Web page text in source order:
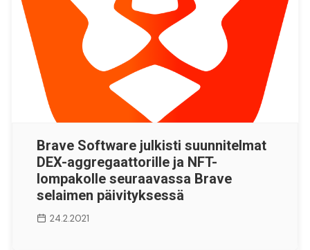
Brave Software julkisti suunnitelmat
DEX-aggregaattorille ja NFT-
lompakolle seuraavassa Brave
selaimen päivityksessä
24.2.2021